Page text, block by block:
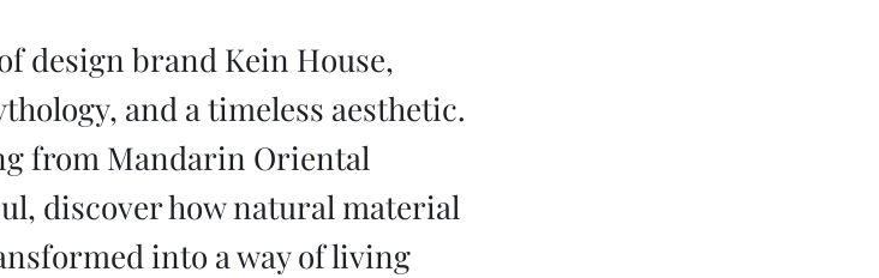
design brand Kein House,
and a timeless aesthetic.
from Mandarin Oriental
discover how natural material
into a way of living